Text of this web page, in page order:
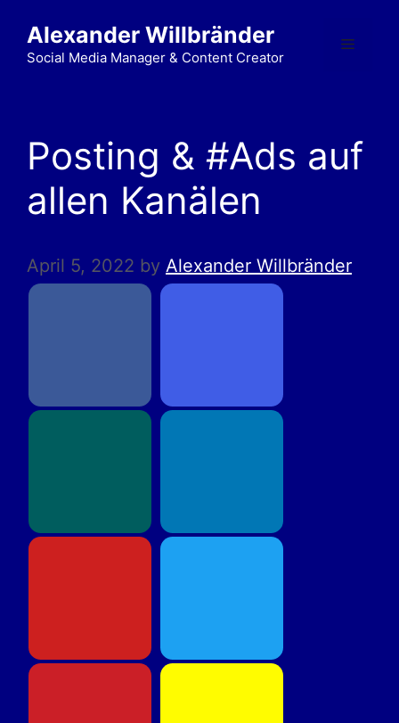
Alexander Willbränder
Social Media Manager & Content Creator
Posting & #Ads auf
allen Kanälen
April 5, 2022 by Alexander Willbränder